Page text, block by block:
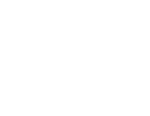
Aschaffenburg ·Main-
– Roth – Nürnberg
– Freilassing (–Salzburg)